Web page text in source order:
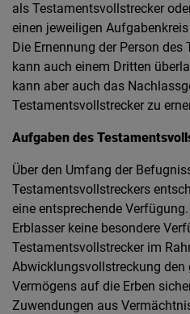
als Testamentsvollstrecker
einen jeweiligen
Die Ernennung der Person
kann auch einem Dritten
kann aber auch das
Testamentsvollstrecker zu
Aufgaben des
Über den Umfang der
Testamentsvollstreckers
eine entsprechende
Erblasser keine besondere
Testamentsvollstrecker im
Abwicklungsvollstreckung den
Vermögens auf die Erben
Zuwendungen aus